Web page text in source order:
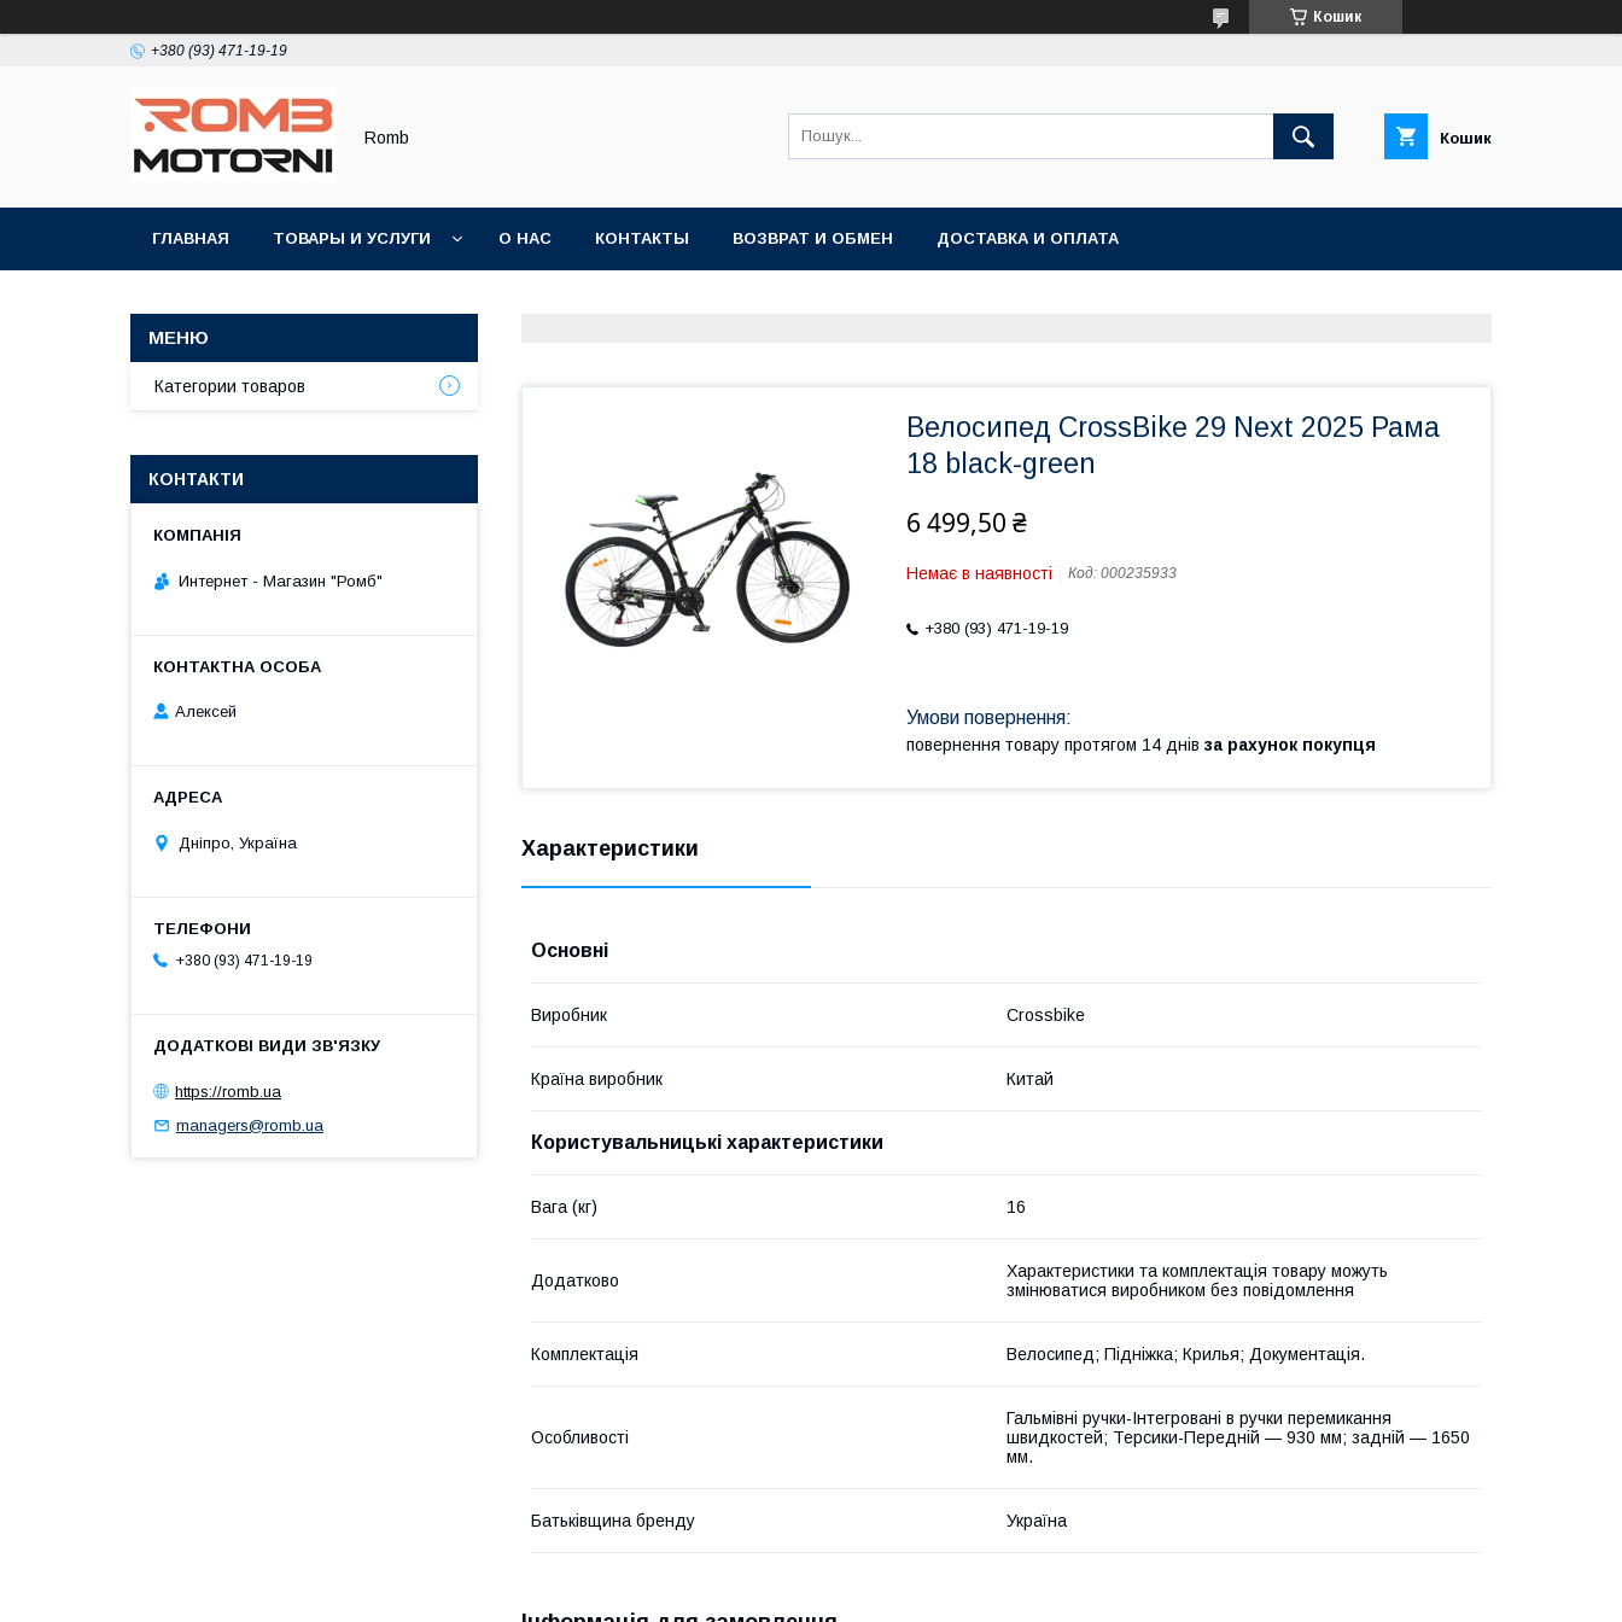
Кошик
+380 (93) 471-19-19
Romb Кошик
ГЛАВНАЯ ТОВАРЫ И УСЛУГИ О НАС КОНТАКТЫ ВОЗВРАТ И ОБМЕН ДОСТАВКА И ОПЛАТА
Велосипед CrossBike 29 Next 2025 Рама
18 black-green
6 499,50 ₴
Немає в наявності Код: 000235933
+380 (93) 471-19-19
повернення товару протягом 14 днів за рахунок покупця
Характеристики
Основні
Виробник Crossbike
Країна виробник Китай
Користувальницькі характеристики
Вага (кг) 16
Додатково
Характеристики та комплектація товару можуть
змінюватися виробником без повідомлення
Комплектація Велосипед; Підніжка; Крилья; Документація.
Особливості
Гальмівні ручки-Інтегровані в ручки перемикання
швидкостей; Терсики-Передній — 930 мм; задній — 1650
мм.
Батьківщина бренду Україна
Категории товаров
КОНТАКТИ
Интернет - Магазин "Ромб"
Алексей
Дніпро, Україна
+380 (93) 471-19-19
https://romb.ua
managers@romb.ua